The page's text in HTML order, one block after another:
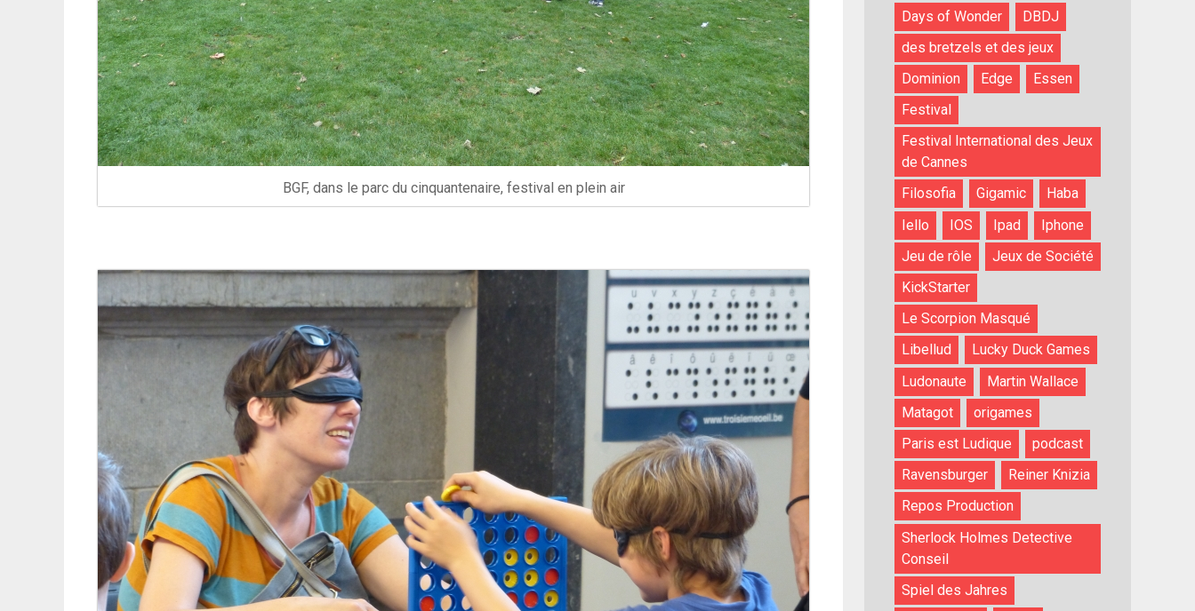
BGF, dans le parc du cinquantenaire, festival en plein air
Days of Wonder
DBDJ
des bretzels et des jeux
Dominion
Edge
Essen
Festival
Festival International des Jeux
de Cannes
Filosofia
Gigamic
Haba
Iello
IOS Ipad
Iphone
Jeu de rôle
Jeux de Société
KickStarter
Le Scorpion Masqué
Libellud
Lucky Duck Games
Ludonaute
Martin Wallace
Matagot
origames
Paris est Ludique
podcast
Ravensburger
Reiner Knizia
Repos Production
Sherlock Holmes Detective
Conseil
Spiel des Jahres